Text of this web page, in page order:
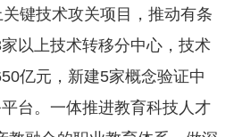
键技术攻关项目，推动有条
以上技术转移分中心，技术
亿元，新建5家概念验证中
台。一体推进教育科技人才